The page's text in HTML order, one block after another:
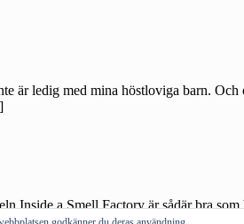
är ledig med mina höstloviga barn.
Inside a Smell Factory är sådär bra